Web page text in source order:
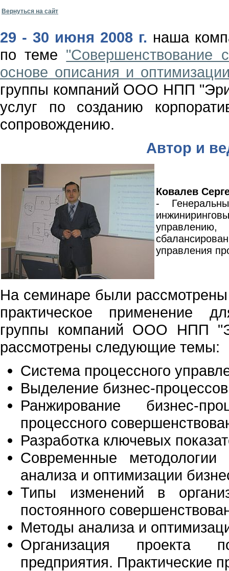
Вернуться на сайт
29 - 30 июня 2008 г. наша
по теме "Совершенствование
основе описания и
группы компаний ООО НПП
услуг по созданию
сопровождению.
Автор и
Ковалев
-
управлению,
управления
На семинаре были
практическое применение
группы компаний ООО НПП
рассмотрены следующие темы:
Система процессного
Выделение бизнес-процессов
Ранжирование бизнес-
процессного
Разработка ключевых
Современные
анализа и оптимизации
Типы изменений в
постоянного
Методы анализа и
Организация проекта
предприятия. Практические